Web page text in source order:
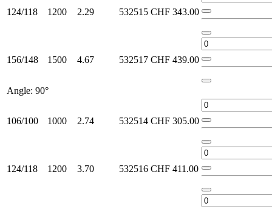
124/118 1200 2.29 532515 CHF 343.00
156/148 1500 4.67 532517 CHF 439.00
Angle: 90°
106/100 1000 2.74 532514 CHF 305.00
124/118 1200 3.70 532516 CHF 411.00